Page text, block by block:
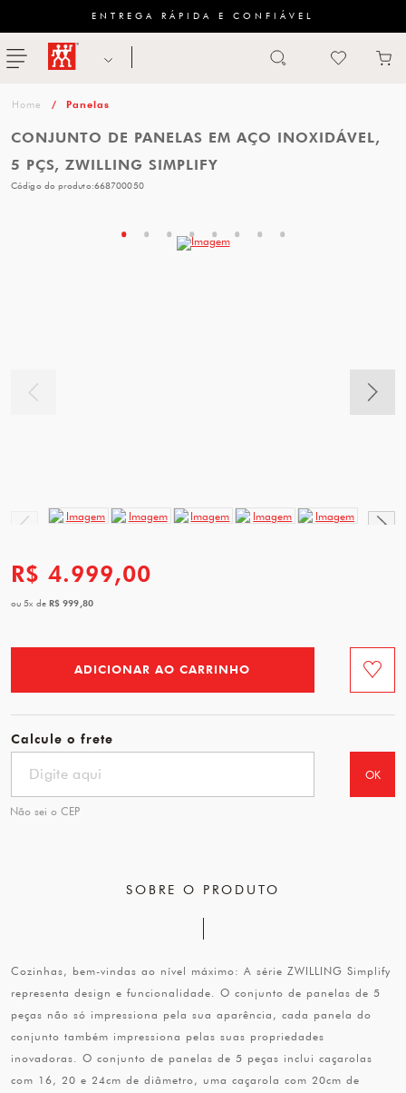
ENTREGA RÁPIDA E CONFIÁVEL
menu ZWILLING
categoria
Panelas
R$ 4.999,00
ou5x de R$ 999,80
ADICIONAR AO CARRINHO
Calcule o frete
OK
Não sei o CEP
CONJUNTO DE PANELAS EM AÇO INOXIDÁVEL,
5 PÇS, ZWILLING SIMPLIFY
Código do produto:668700050
SOBRE O PRODUTO
Cozinhas, bem-vindas ao nível máximo: A série ZWILLING Simplify
representa design e funcionalidade. O conjunto de panelas de 5
peças não só impressiona pela sua aparência, cada panela do
conjunto também impressiona pelas suas propriedades
inovadoras. O conjunto de panelas de 5 peças inclui caçarolas
com 16, 20 e 24cm de diâmetro, uma caçarola com 20cm de